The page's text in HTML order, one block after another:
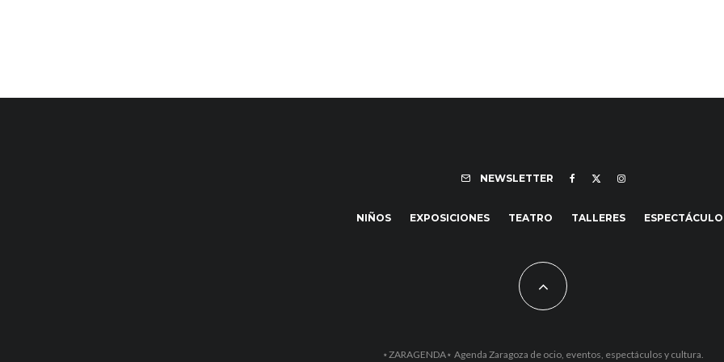
NEWSLETTER
NIÑOS EXPOSICIONES TEATRO TALLERES
⋆ZARAGENDA⋆ Agenda Zaragoza de ocio, eventos, espectáculos y cultura.